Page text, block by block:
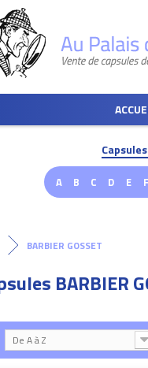
A B C D E F
BARBIER GOSSET
BARBIER
De A à Z